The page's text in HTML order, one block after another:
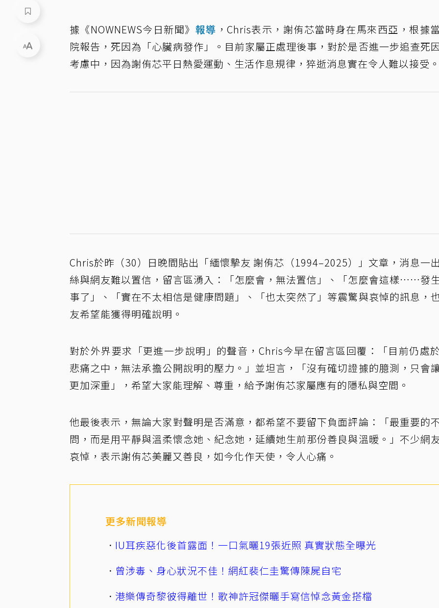
據《NOWNEWS今日新聞》 報導 ，Chris表示，謝侑芯當時身在馬來西亞，根據
院報告，死因為「心臟病發作」。目前家屬正處理後事，對於是否進一步追查死
考慮中，因為謝侑芯平日熱愛運動、生活作息規律，猝逝消息實在令人難以接受。
Chris於昨（30）日晚間貼出「緬懷摯友 謝侑芯（1994–2025）」文章，消息一
絲與網友難以置信，留言區湧入：「怎麼會，無法置信」、「怎麼會這樣⋯⋯發
事了」、「實在不太相信是健康問題」、「也太突然了」等震驚與哀悼的訊息，
友希望能獲得明確說明。
對於外界要求「更進一步說明」的聲音，Chris今早在留言區回覆：「目前仍處
悲痛之中，無法承擔公開說明的壓力。」並坦言，「沒有確切證據的臆測，只會
更加深重」，希望大家能理解、尊重，給予謝侑芯家屬應有的隱私與空間。
他最後表示，無論大家對聲明是否滿意，都希望不要留下負面評論：「最重要的
問，而是用平靜與溫柔懷念她、紀念她，延續她生前那份善良與溫暖。」不少網
哀悼，表示謝侑芯美麗又善良，如今化作天使，令人心痛。
更多新聞報導
IU耳疾惡化後首露面！一口氣曬19張近照 真實狀態全曝光
曾涉毒、身心狀況不佳！網紅裴仁圭驚傳陳屍自宅
港樂傳奇黎彼得離世！歌神許冠傑曬手寫信悼念黃金搭檔